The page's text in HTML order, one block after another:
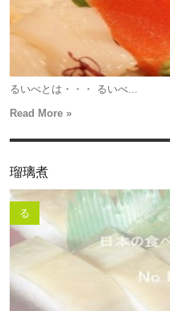
るいべとは・・・ るいべ...
Read More »
瑠璃煮
る